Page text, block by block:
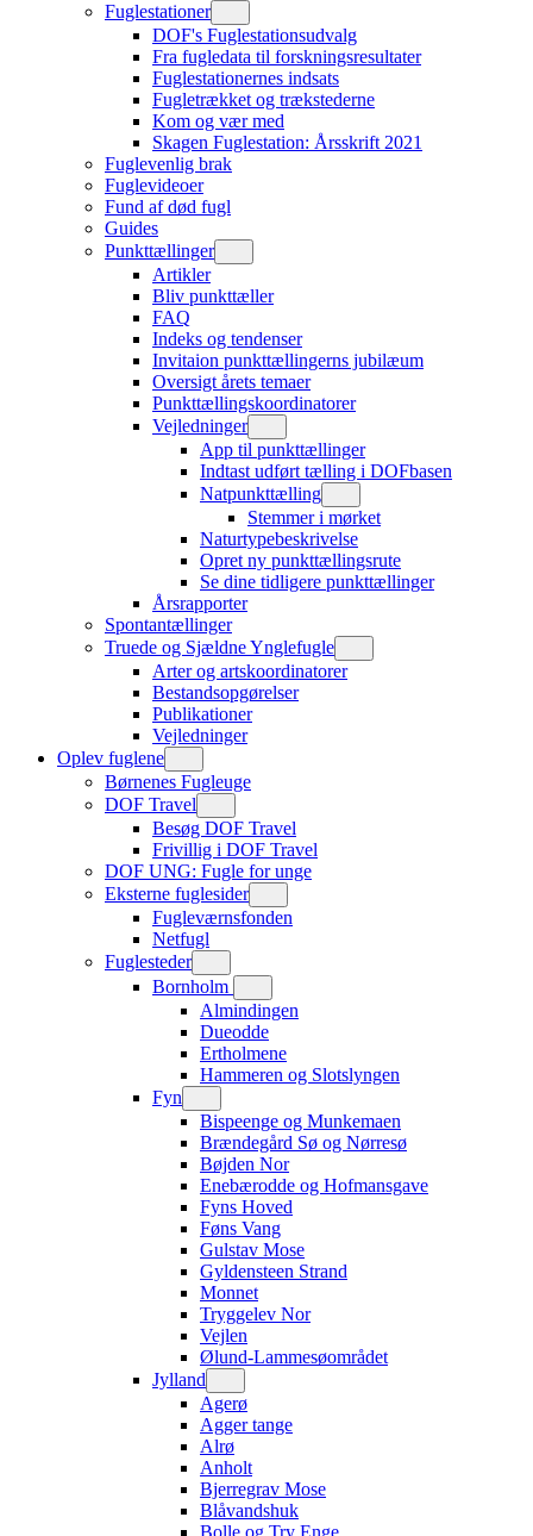
Fuglestationer
DOF's Fuglestationsudvalg
Fra fugledata til forskningsresultater
Fuglestationernes indsats
Fugletrækket og trækstederne
Kom og vær med
Skagen Fuglestation: Årsskrift 2021
Fuglevenlig brak
Fuglevideoer
Fund af død fugl
Guides
Punkttællinger
Artikler
Bliv punkttæller
FAQ
Indeks og tendenser
Invitaion punkttællingerns jubilæum
Oversigt årets temaer
Punkttællingskoordinatorer
Vejledninger
App til punkttællinger
Indtast udført tælling i DOFbasen
Natpunkttælling
Stemmer i mørket
Naturtypebeskrivelse
Opret ny punkttællingsrute
Se dine tidligere punkttællinger
Årsrapporter
Spontantællinger
Truede og Sjældne Ynglefugle
Arter og artskoordinatorer
Bestandsopgørelser
Publikationer
Vejledninger
Oplev fuglene
Børnenes Fugleuge
DOF Travel
Besøg DOF Travel
Frivillig i DOF Travel
DOF UNG: Fugle for unge
Eksterne fuglesider
Fugleværnsfonden
Netfugl
Fuglesteder
Bornholm
Almindingen
Dueodde
Ertholmene
Hammeren og Slotslyngen
Fyn
Bispeenge og Munkemaen
Brændegård Sø og Nørresø
Bøjden Nor
Enebærodde og Hofmansgave
Fyns Hoved
Føns Vang
Gulstav Mose
Gyldensteen Strand
Monnet
Tryggelev Nor
Vejlen
Ølund-Lammesøområdet
Jylland
Agerø
Agger tange
Alrø
Anholt
Bjerregrav Mose
Blåvandshuk
Bolle og Try Enge